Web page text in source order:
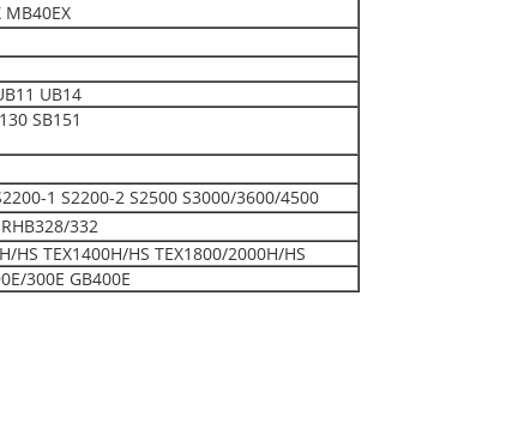
UB14
SB151
1 S2200-2 S2500 S3000/3600/4500
332
HS TEX1400H/HS TEX1800/2000H/HS
300E GB400E